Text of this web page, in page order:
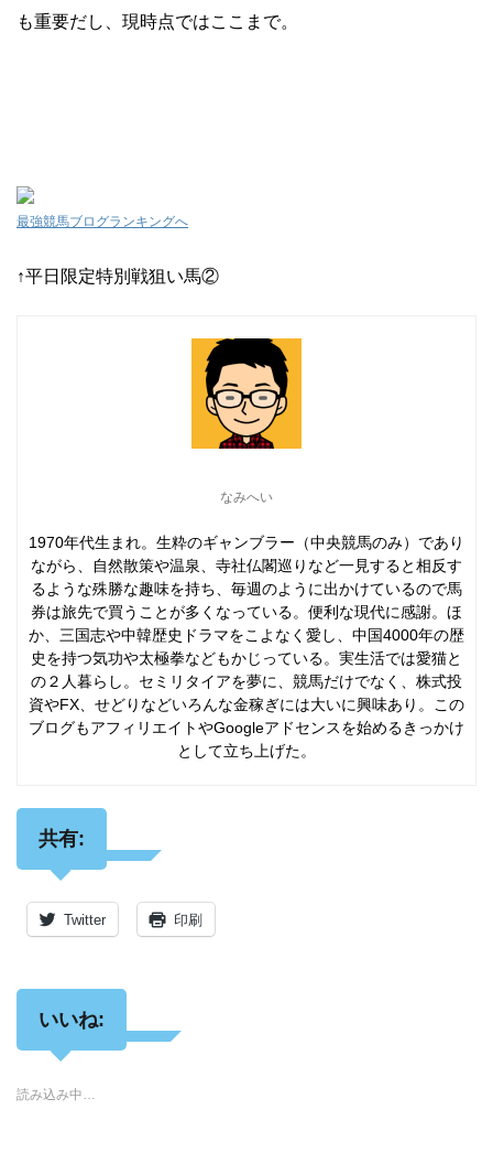
も重要だし、現時点ではここまで。
最強競馬ブログランキングへ
↑平日限定特別戦狙い馬②
なみへい
1970年代生まれ。生粋のギャンブラー（中央競馬のみ）であり
ながら、自然散策や温泉、寺社仏閣巡りなど一見すると相反す
るような殊勝な趣味を持ち、毎週のように出かけているので馬
券は旅先で買うことが多くなっている。便利な現代に感謝。ほ
か、三国志や中韓歴史ドラマをこよなく愛し、中国4000年の歴
史を持つ気功や太極拳などもかじっている。実生活では愛猫と
の２人暮らし。セミリタイアを夢に、競馬だけでなく、株式投
資やFX、せどりなどいろんな金稼ぎには大いに興味あり。この
ブログもアフィリエイトやGoogleアドセンスを始めるきっかけ
として立ち上げた。
共有:
Twitter 印刷
いいね:
読み込み中…